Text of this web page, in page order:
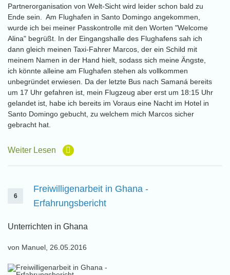
Partnerorganisation von Welt-Sicht wird leider schon bald zu
Ende sein. Am Flughafen in Santo Domingo angekommen,
wurde ich bei meiner Passkontrolle mit den Worten "Welcome
Alina" begrüßt. In der Eingangshalle des Flughafens sah ich
dann gleich meinen Taxi-Fahrer Marcos, der ein Schild mit
meinem Namen in der Hand hielt, sodass sich meine Ängste,
ich könnte alleine am Flughafen stehen als vollkommen
unbegründet erwiesen. Da der letzte Bus nach Samaná bereits
um 17 Uhr gefahren ist, mein Flugzeug aber erst um 18:15 Uhr
gelandet ist, habe ich bereits im Voraus eine Nacht im Hotel in
Santo Domingo gebucht, zu welchem mich Marcos sicher
gebracht hat.
Weiter Lesen
6
Freiwilligenarbeit in Ghana -
Erfahrungsbericht
Unterrichten in Ghana
von Manuel, 26.05.2016